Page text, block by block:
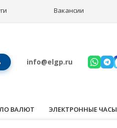
Вакансии
info@elgp.ru
ВАЛЮТ ЭЛЕКТРОННЫЕ ЧАСЫ